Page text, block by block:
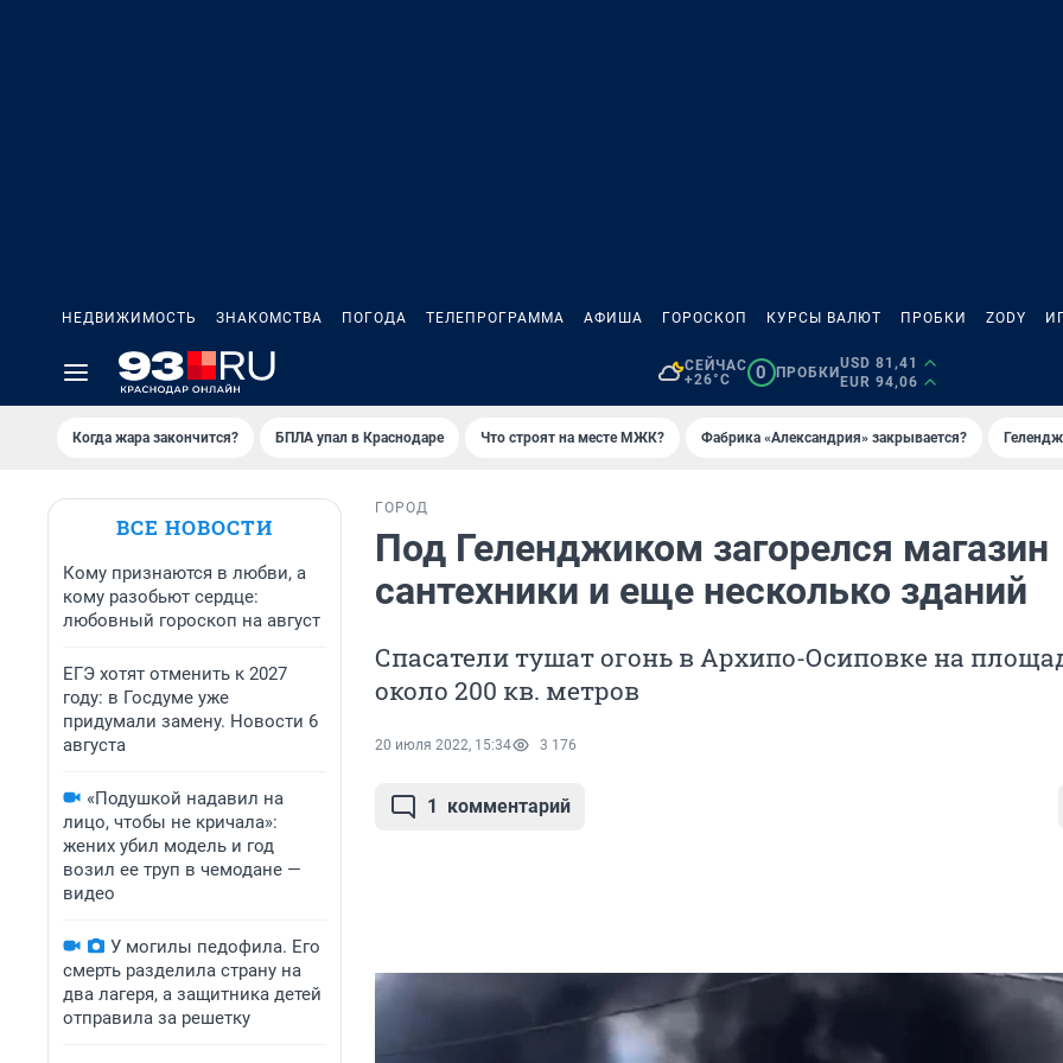
НЕДВИЖИМОСТЬ ЗНАКОМСТВА ПОГОДА ТЕЛЕПРОГРАММА АФИША ГОРОСКОП КУРСЫ ВАЛЮТ ПРОБКИ ZODY
СЕЙЧАС
+26°C
0 ПРОБКИ
USD 81,41
EUR 94,06
Когда жара закончится? БПЛА упал в Краснодаре Что строят на месте МЖК? Фабрика «Александрия» закрывается?
ВСЕ НОВОСТИ
Кому признаются в любви, а
кому разобьют сердце:
любовный гороскоп на август
ЕГЭ хотят отменить к 2027
году: в Госдуме уже
придумали замену. Новости 6
августа
«Подушкой надавил на
лицо, чтобы не кричала»:
жених убил модель и год
возил ее труп в чемодане —
видео
У могилы педофила. Его
смерть разделила страну на
два лагеря, а защитника детей
отправила за решетку
ГОРОД
Под Геленджиком загорелся магазин
сантехники и еще несколько зданий
Спасатели тушат огонь в Архипо-Осиповке на
около 200 кв. метров
20 июля 2022, 15:34 3 176
1 комментарий